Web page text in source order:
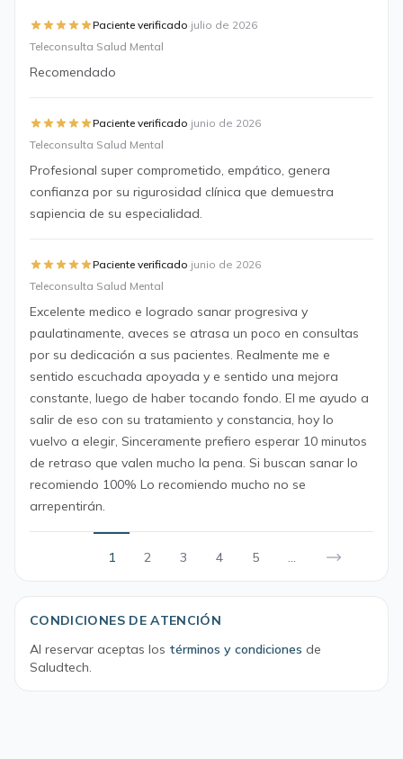
Paciente verificado·julio de 2026
Teleconsulta Salud Mental
Recomendado
Paciente verificado·junio de 2026
Teleconsulta Salud Mental
Profesional super comprometido, empático, genera
confianza por su rigurosidad clínica que demuestra
sapiencia de su especialidad.
Paciente verificado·junio de 2026
Teleconsulta Salud Mental
Excelente medico e logrado sanar progresiva y
paulatinamente, aveces se atrasa un poco en consultas
por su dedicación a sus pacientes. Realmente me e
sentido escuchada apoyada y e sentido una mejora
constante, luego de haber tocando fondo. El me ayudo a
salir de eso con su tratamiento y constancia, hoy lo
vuelvo a elegir, Sinceramente prefiero esperar 10 minutos
de retraso que valen mucho la pena. Si buscan sanar lo
recomiendo 100% Lo recomiendo mucho no se
arrepentirán.
1 2 3 4 5 ...
CONDICIONES DE ATENCIÓN
Al reservar aceptas los términos y condiciones de
Saludtech.